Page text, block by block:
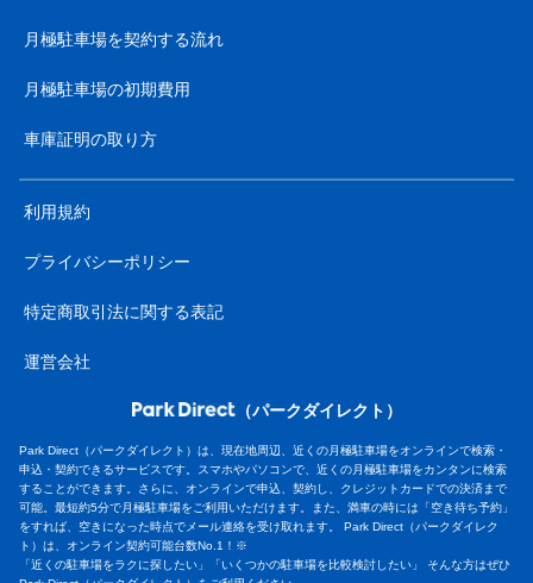
月極駐車場を契約する流れ
月極駐車場の初期費用
車庫証明の取り方
利用規約
プライバシーポリシー
特定商取引法に関する表記
運営会社
（パークダイレクト）
Park Direct（パークダイレクト）は、現在地周辺、近くの月極駐車場をオンラインで検索・
申込・契約できるサービスです。スマホやパソコンで、近くの月極駐車場をカンタンに検索
することができます。さらに、オンラインで申込、契約し、クレジットカードでの決済まで
可能。最短約5分で月極駐車場をご利用いただけます。また、満車の時には「空き待ち予約」
をすれば、空きになった時点でメール連絡を受け取れます。 Park Direct（パークダイレク
ト）は、オンライン契約可能台数No.1！※
「近くの駐車場をラクに探したい」「いくつかの駐車場を比較検討したい」 そんな方はぜひ